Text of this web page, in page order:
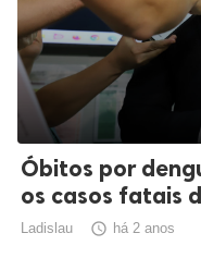
Óbitos por
os casos fatais
Ladislau  há 2 anos